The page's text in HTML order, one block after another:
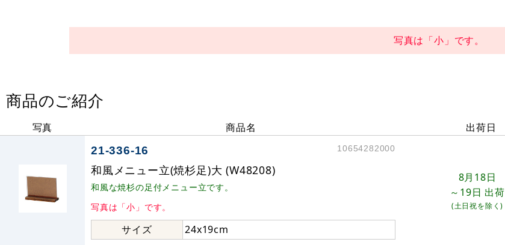
写真は「小」です。
商品のご紹介
写真 商品名 出荷日
21-336-16 10654282000
和風メニュー立(焼杉足)大 (W48208)
和風な焼杉の足付メニュー立です。
写真は「小」です。
サイズ 24x19cm
8月18日
～19日 出荷
(土日祝を除く)